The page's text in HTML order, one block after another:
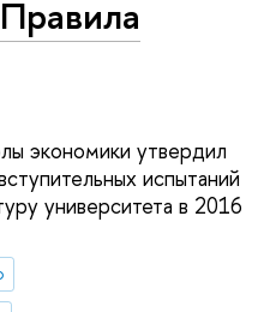
экономики утвердил
испытаний
университета в 2016